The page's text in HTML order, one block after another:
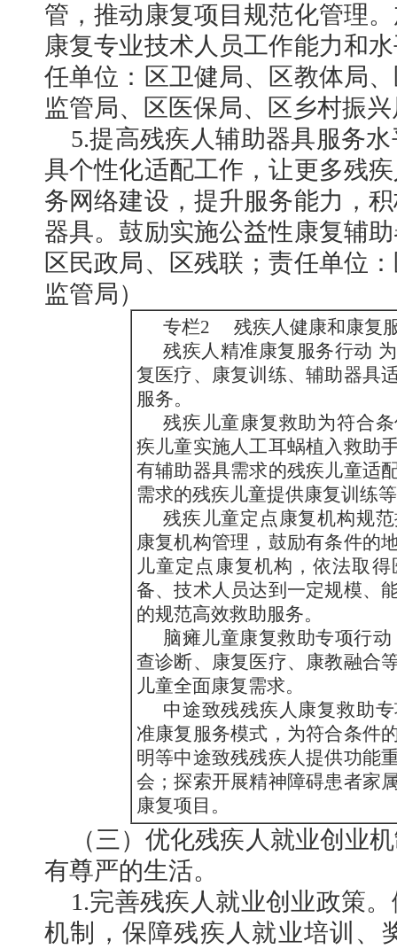
管，推动康复项目规范化管理
康复专业技术人员工作能力和
任单位：区卫健局、区教体局
监管局、区医保局、区乡村振
5.提高残疾人辅助器具服务
具个性化适配工作，让更多残
务网络建设，提升服务能力，
器具。鼓励实施公益性康复辅
区民政局、区残联；责任单位
监管局）
专栏2 残疾人健康和康复
残疾人精准康复服务行动
复医疗、康复训练、辅助器具
服务。
残疾儿童康复救助为符合
疾儿童实施人工耳蜗植入救助
有辅助器具需求的残疾儿童适
需求的残疾儿童提供康复训练
残疾儿童定点康复机构规
康复机构管理，鼓励有条件的
儿童定点康复机构，依法取
备、技术人员达到一定规模、
的规范高效救助服务。
脑瘫儿童康复救助专项行
查诊断、康复医疗、康教融合
儿童全面康复需求。
中途致残残疾人康复救助
准康复服务模式，为符合条件
明等中途致残残疾人提供功能
会；探索开展精神障碍患者家
康复项目。
（三）优化残疾人就业创业
有尊严的生活。
1.完善残疾人就业创业政策
机制，保障残疾人就业培训、